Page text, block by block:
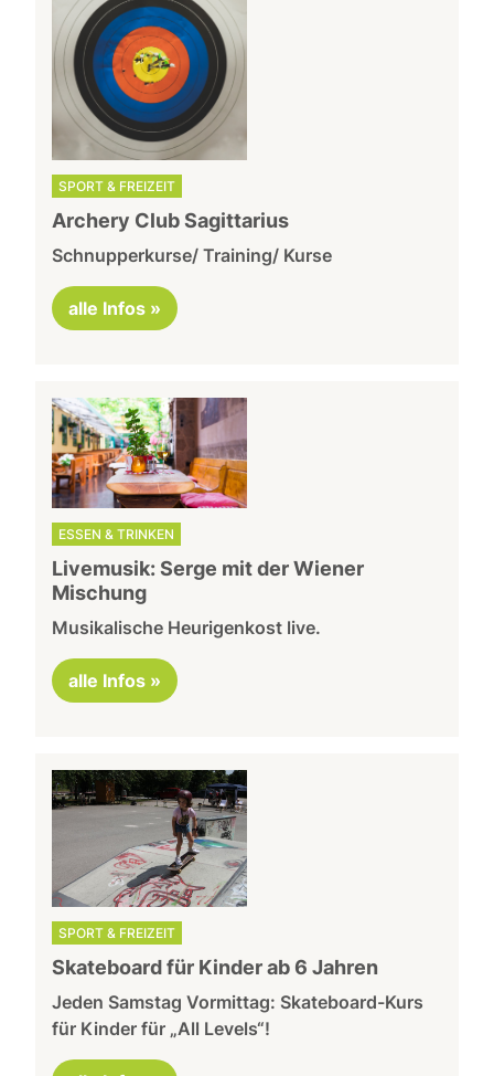
SPORT & FREIZEIT
Archery Club Sagittarius
Schnupperkurse/ Training/ Kurse
alle Infos »
ESSEN & TRINKEN
Livemusik: Serge mit der Wiener
Mischung
Musikalische Heurigenkost live.
alle Infos »
SPORT & FREIZEIT
Skateboard für Kinder ab 6 Jahren
Jeden Samstag Vormittag: Skateboard-Kurs
für Kinder für „All Levels“!